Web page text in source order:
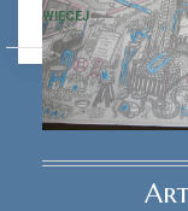
WIĘCEJ